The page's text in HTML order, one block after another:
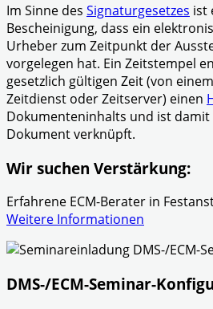
Im Sinne des Signaturgesetzes ist
Bescheinigung, dass ein
Urheber zum Zeitpunkt der
vorgelegen hat. Ein Zeitstempel
gesetzlich gültigen Zeit (von
Zeitdienst oder Zeitserver) einen
Dokumenteninhalts und ist
Dokument verknüpft.
Wir suchen Verstärkung:
Erfahrene ECM-Berater in
Weitere Informationen
DMS-/ECM-Seminar-